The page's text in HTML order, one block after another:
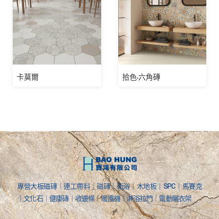
卡莫爾 拾色-六角磚
專營大板磁磚｜連工帶料｜磁磚｜衛浴｜木地板｜SPC｜馬賽克
｜文化石｜健康磚｜收邊條｜暖風機｜淋浴拉門｜電動曬衣架